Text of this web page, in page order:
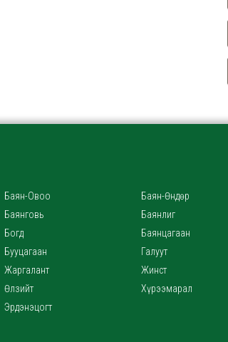
Баян-Овоо
Баян-Өндөр
Баянговь
Баянлиг
Богд
Баянцагаан
Бууцагаан
Галуут
Жаргалант
Жинст
Өлзийт
Хүрээмарал
Эрдэнэцогт